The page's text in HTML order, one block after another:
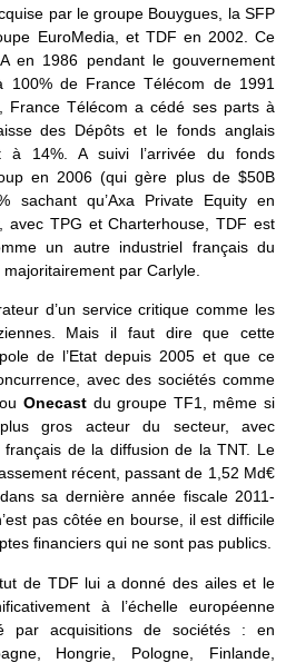
par le groupe Bouygues, la SFP
EuroMedia, et TDF en 2002. Ce
en 1986 pendant le gouvernement
100% de France Télécom de 1991
France Télécom a cédé ses parts à
des Dépôts et le fonds anglais
à 14%. A suivi l’arrivée du fonds
en 2006 (qui gère plus de $50B
sachant qu’Axa Private Equity en
avec TPG et Charterhouse, TDF est
un autre industriel français du
par Carlyle.
d’un service critique comme les
Mais il faut dire que cette
de l’Etat depuis 2005 et que ce
avec des sociétés comme
Onecast du groupe TF1, même si
gros acteur du secteur, avec
de la diffusion de la TNT. Le
récent, passant de 1,52 Md€
sa dernière année fiscale 2011-
pas côtée en bourse, il est difficile
financiers qui ne sont pas publics.
de TDF lui a donné des ailes et le
à l’échelle européenne
par acquisitions de sociétés : en
Hongrie, Pologne, Finlande,